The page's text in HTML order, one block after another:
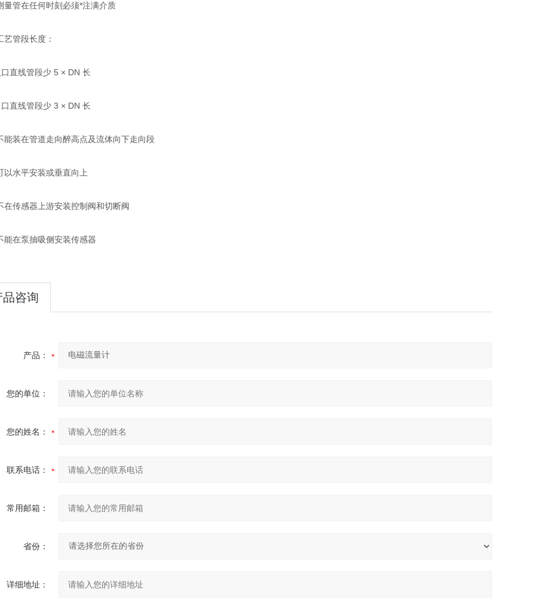
在任何时刻必须*注满介质
段长度：
线管段少 5 × DN 长
线管段少 3 × DN 长
在管道走向醉高点及流体向下走向段
平安装或垂直向上
感器上游安装控制阀和切断阀
泵抽吸侧安装传感器
品咨询
产品：
您的单位：
您的姓名：
联系电话：
常用邮箱：
省份：
详细地址：